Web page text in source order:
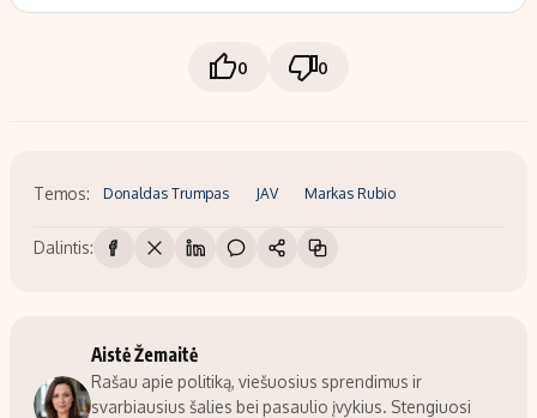
0 0
Temos: Donaldas Trumpas JAV Markas Rubio
Dalintis:
Aistė Žemaitė
Rašau apie politiką, viešuosius sprendimus ir
svarbiausius šalies bei pasaulio įvykius. Stengiuosi